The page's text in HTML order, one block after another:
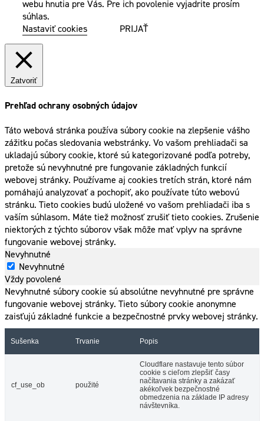
webu hnutia pre Vás. Pre ich povolenie vyjadrite prosím
súhlas.
Nastaviť cookies
PRIJAŤ
Zatvoriť
Prehľad ochrany osobných údajov
Táto webová stránka používa súbory cookie na zlepšenie vášho
zážitku počas sledovania webstránky. Vo vašom prehliadači sa
ukladajú súbory cookie, ktoré sú kategorizované podľa potreby,
pretože sú nevyhnutné pre fungovanie základných funkcií
webovej stránky. Používame aj cookies tretích strán, ktoré nám
pomáhajú analyzovať a pochopiť, ako používate túto webovú
stránku. Tieto cookies budú uložené vo vašom prehliadači iba s
vaším súhlasom. Máte tiež možnosť zrušiť tieto cookies. Zrušenie
niektorých z týchto súborov však môže mať vplyv na správne
fungovanie webovej stránky.
Nevyhnutné
Nevyhnutné
Vždy povolené
Nevyhnutné súbory cookie sú absolútne nevyhnutné pre správne
fungovanie webovej stránky. Tieto súbory cookie anonymne
zaisťujú základné funkcie a bezpečnostné prvky webovej stránky.
Sušenka Trvanie Popis
cf_use_ob použité
Cloudflare nastavuje tento súbor
cookie s cieľom zlepšiť časy
načítavania stránky a zakázať
akékoľvek bezpečnostné
obmedzenia na základe IP adresy
návštevníka.